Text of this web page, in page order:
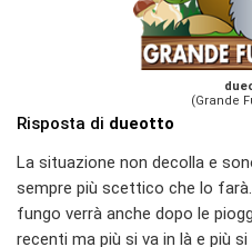
(Grande
Risposta di dueotto
La situazione non decolla e
sempre più scettico che lo farà.
fungo verrà anche dopo le
recenti ma più si va in là e più si